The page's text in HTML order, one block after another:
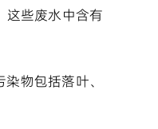
这些废水中含有
物包括落叶、